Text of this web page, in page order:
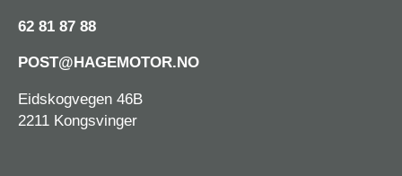
62 81 87 88
POST@HAGEMOTOR.NO
Eidskogvegen 46B
2211 Kongsvinger